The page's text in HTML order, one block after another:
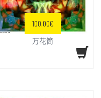
100.00€
万花筒